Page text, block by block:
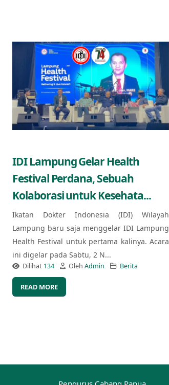
IDI Lampung Gelar Health
Festival Perdana, Sebuah
Kolaborasi untuk Kesehata...
Ikatan Dokter Indonesia (IDI) Wilayah
Lampung baru saja menggelar IDI Lampung
Health Festival untuk pertama kalinya. Acara
ini digelar pada Sabtu, 2 N...
Dilihat 134 Oleh Admin Berita
READ MORE